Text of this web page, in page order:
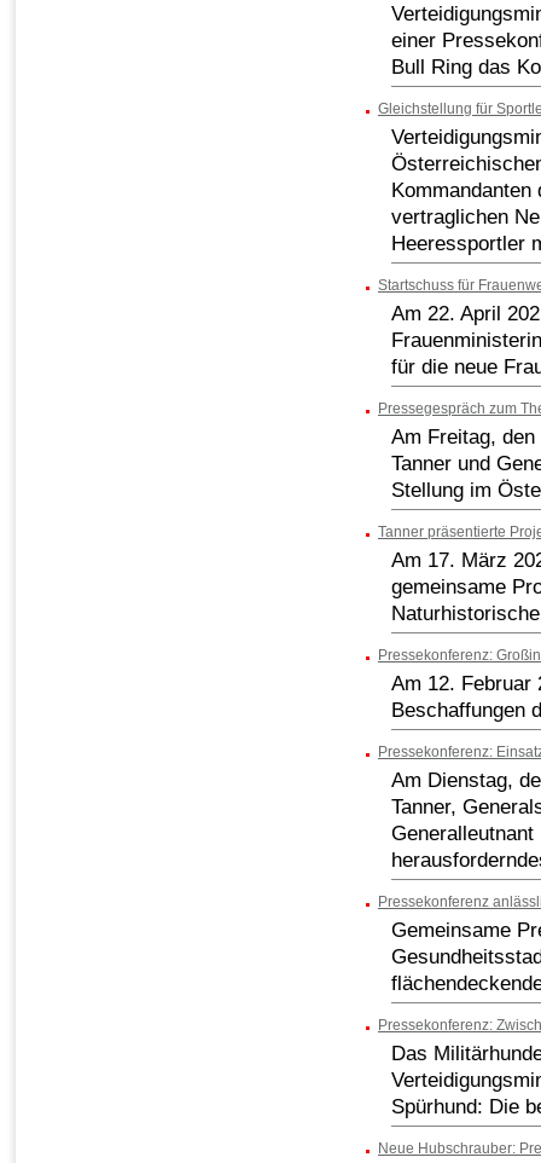
einer
Bull Ring das
Gleichstellung für
vertraglichen
Heeressportler
Startschuss für
Am 22. April
für die neue
Pressegespräch zum
Am Freitag,
Tanner und
Stellung im
Tanner präsentierte
Am 17. März
gemeinsame
Pressekonferenz:
Am 12. Februar
Beschaffungen
Pressekonferenz:
Am Dienstag,
Tanner,
Pressekonferenz
Gemeinsame
Pressekonferenz:
Das
Spürhund: Die
Neue Hubschrauber: